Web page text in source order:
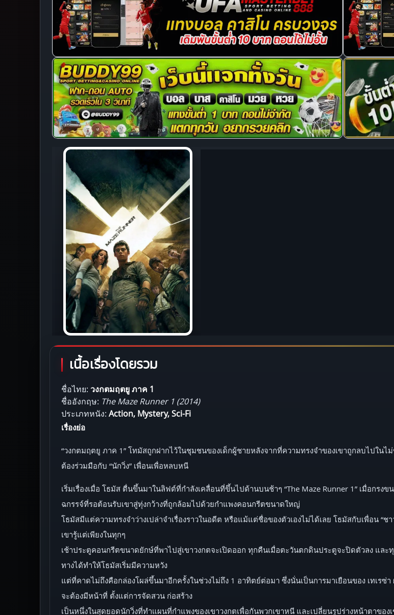
เนื้อเรื่องโดยรวม
ชื่อไทย: วงกตมฤตยู ภาค 1
ชื่ออังกฤษ: The Maze Runner 1 (2014)
ประเภทหนัง: Action, Mystery, Sci-Fi
เรื่องย่อ
“วงกตมฤตยู ภาค 1” โทมัสถูกฝากไว้ในชุมชนของเด็กผู้ชายหลังจากที่ความทรงจำของเขาถูกลบไปในไ
ต้องร่วมมือกับ “นักวิ่ง” เพื่อนเพื่อหลบหนี
เริ่มเรื่องเมื่อ โธมัส ตื่นขึ้นมาในลิฟต์ที่กำลังเคลื่อนที่ขึ้นไปด้านบนช้าๆ “The Maze Runner 1” เมื่อกร
ฉกรรจ์ที่รอต้อนรับเขาสู่ทุ่งกว้างที่ถูกล้อมไปด้วยกำแพงคอนกรีตขนาดใหญ่
โธมัสมีแต่ความทรงจำว่างเปล่าจำเรื่องราวในอดีต หรือแม้แต่ชื่อของตัวเองไม่ได้เลย โธมัสกับเพื่อน “ช
เขารู้แต่เพียงในทุกๆ
เช้าประตูคอนกรีตขนาดยักษ์ที่พาไปสู่เขาวงกตจะเปิดออก ทุกคืนเมื่อตะวันตกดินประตูจะปิดตัวลง แล
ทางได้ทำให้โธมัสเริ่มมีความหวัง
แต่ที่คาดไม่ถึงคือกล่องโผล่ขึ้นมาอีกครั้งในช่วงไม่ถึง 1 อาทิตย์ต่อมา ซึ่งนั่นเป็นการมาเยือนของ เทเร
จะต้องมีหน้าที่ ตั้งแต่การจัดสวน ก่อสร้าง
เป็นหนึ่งในสุดยอดนักวิ่งที่ทำแผนที่กำแพงของเขาวงกตเพื่อกันพวกเขาหนี และเปลี่ยนรูปร่างหน้าตาขอ